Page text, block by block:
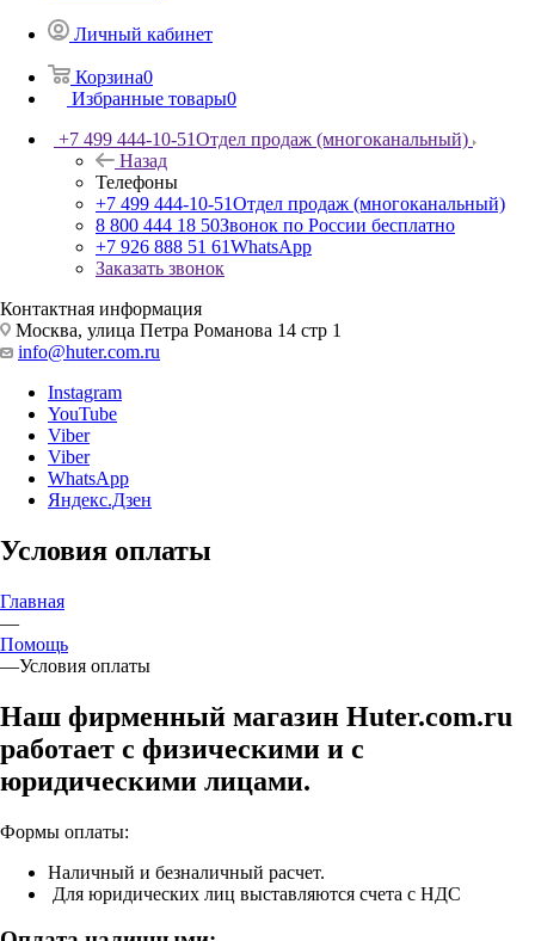
Личный кабинет
Корзина0
Избранные товары0
+7 499 444-10-51Отдел продаж (многоканальный)
Назад
Телефоны
+7 499 444-10-51Отдел продаж (многоканальный)
8 800 444 18 50Звонок по России бесплатно
+7 926 888 51 61WhatsApp
Заказать звонок
Контактная информация
Москва, улица Петра Романова 14 стр 1
info@huter.com.ru
Instagram
YouTube
Viber
Viber
WhatsApp
Яндекс.Дзен
Условия оплаты
Главная
—
Помощь
—Условия оплаты
Наш фирменный магазин Huter.com.ru
работает с физическими и с
юридическими лицами.
Формы оплаты:
Наличный и безналичный расчет.
Для юридических лиц выставляются счета с НДС